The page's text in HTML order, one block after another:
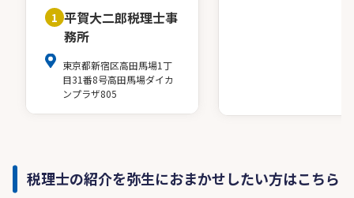
1 平賀大二郎税理士事
務所
東京都新宿区高田馬場1丁
目31番8号高田馬場ダイカ
ンプラザ805
税理士の紹介を弥生におまかせしたい方はこちら